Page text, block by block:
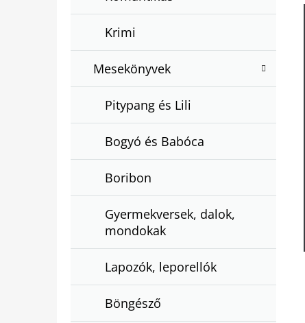
Krimi
Mesekönyvek
Pitypang és Lili
Bogyó és Babóca
Boribon
Gyermekversek, dalok,
mondokak
Lapozók, leporellók
Böngésző